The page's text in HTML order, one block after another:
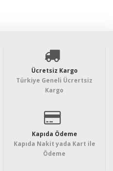
Ücretsiz Kargo
Türkiye Geneli Ücrertsiz
Kargo
Kapıda Ödeme
Kapıda Nakit yada Kart ile
Ödeme